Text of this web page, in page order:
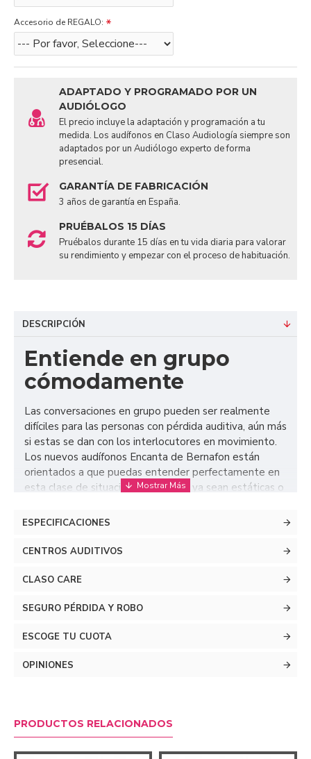
Accesorio de REGALO:
ADAPTADO Y PROGRAMADO POR UN
AUDIÓLOGO
El precio incluye la adaptación y programación a tu
medida. Los audífonos en Claso Audiología siempre son
adaptados por un Audiólogo experto de forma
presencial.
GARANTÍA DE FABRICACIÓN
3 años de garantía en España.
PRUÉBALOS 15 DÍAS
Pruébalos durante 15 días en tu vida diaria para valorar
su rendimiento y empezar con el proceso de habituación.
DESCRIPCIÓN
Entiende en grupo
cómodamente
Las conversaciones en grupo pueden ser realmente
difíciles para las personas con pérdida auditiva, aún más
si estas se dan con los interlocutores en movimiento.
Los nuevos audífonos Encanta de Bernafon están
orientados a que puedas entender perfectamente en
esta clase de situaciones grupales, ya sean estáticas o
Smart Sensor que detacta tus movimientos de cabeza
atención y cómo te estás moviendo. De esta manera
sus micrófonos y reconocer mucho mejor el ruido
con Encanta!
ESPECIFICACIONES
CENTROS AUDITIVOS
CLASO CARE
SEGURO PÉRDIDA Y ROBO
ESCOGE TU CUOTA
OPINIONES
PRODUCTOS RELACIONADOS